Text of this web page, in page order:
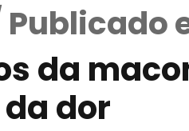
da
dor